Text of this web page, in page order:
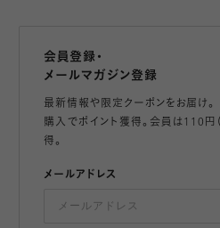
会員登録・
メールマガジン登録
最新情報や限定クーポンをお届け。
購入でポイント獲得。会員は110円
得。
メールアドレス